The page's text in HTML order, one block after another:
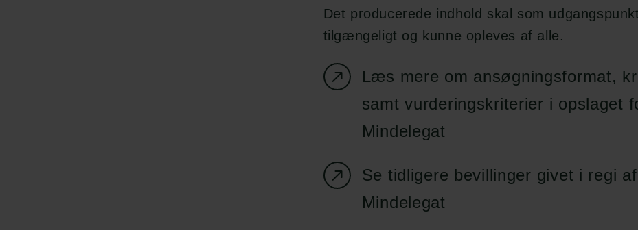
Det producerede indhold skal som
tilgængeligt og kunne opleves af alle.
Læs mere om ansøgningsformat,
samt vurderingskriterier i opslaget
Mindelegat
Se tidligere bevillinger givet i regi
Mindelegat